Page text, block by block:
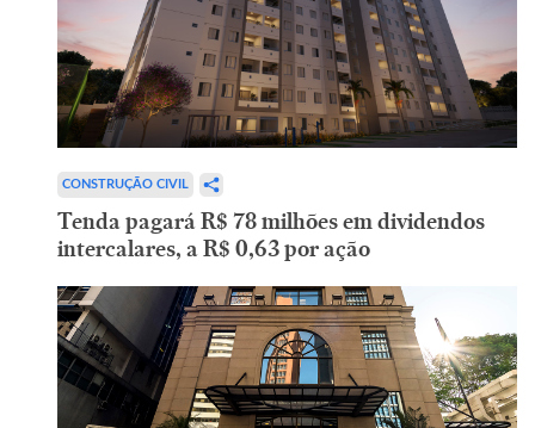
CONSTRUÇÃO CIVIL
Tenda pagará R$ 78 milhões em dividendos
intercalares, a R$ 0,63 por ação